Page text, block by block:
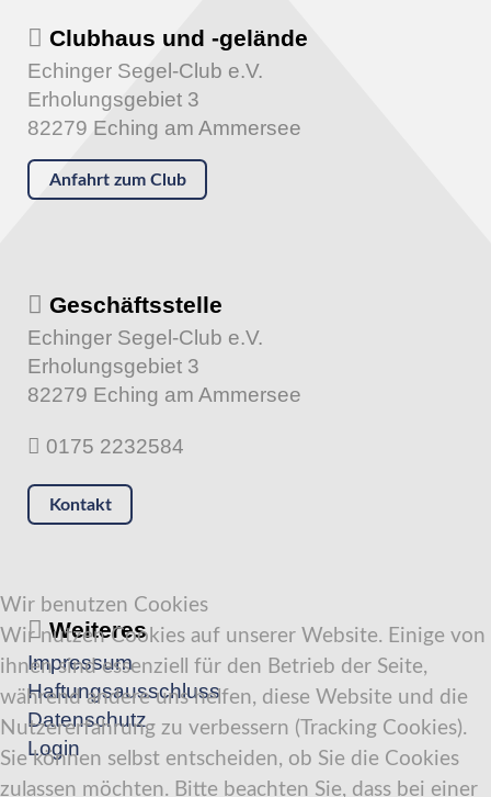
Clubhaus und -gelände
Echinger Segel-Club e.V.
Erholungsgebiet 3
82279 Eching am Ammersee
Anfahrt zum Club
Geschäftsstelle
Echinger Segel-Club e.V.
Erholungsgebiet 3
82279 Eching am Ammersee
0175 2232584
Kontakt
Weiteres
Impressum
Haftungsausschluss
Datenschutz
Login
Wir benutzen Cookies
Wir nutzen Cookies auf unserer Website. Einige von
ihnen sind essenziell für den Betrieb der Seite,
während andere uns helfen, diese Website und die
Nutzererfahrung zu verbessern (Tracking Cookies).
Sie können selbst entscheiden, ob Sie die Cookies
zulassen möchten. Bitte beachten Sie, dass bei einer